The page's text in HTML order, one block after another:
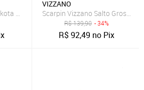
Aberta com Fivela Bege
VIZZANO
Scarpin Vizzano Salto Grosso
R$139,90 - 34%
R$92,49 no Pix